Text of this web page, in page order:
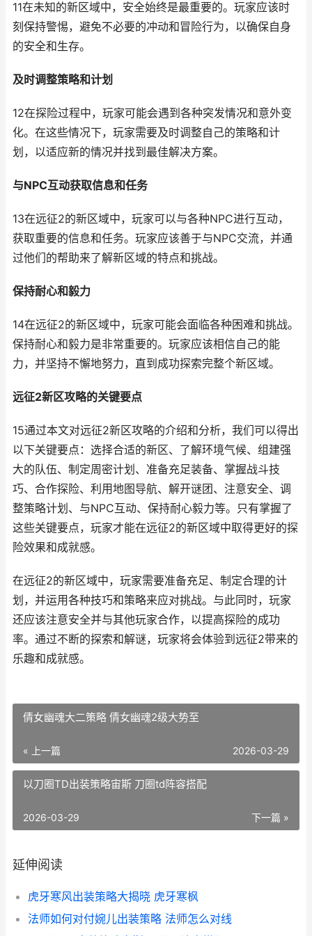
11在未知的新区域中，安全始终是最重要的。玩家应该时
刻保持警惕，避免不必要的冲动和冒险行为，以确保自身
的安全和生存。
及时调整策略和计划
12在探险过程中，玩家可能会遇到各种突发情况和意外变
化。在这些情况下，玩家需要及时调整自己的策略和计
划，以适应新的情况并找到最佳解决方案。
与NPC互动获取信息和任务
13在远征2的新区域中，玩家可以与各种NPC进行互动，
获取重要的信息和任务。玩家应该善于与NPC交流，并通
过他们的帮助来了解新区域的特点和挑战。
保持耐心和毅力
14在远征2的新区域中，玩家可能会面临各种困难和挑战。
保持耐心和毅力是非常重要的。玩家应该相信自己的能
力，并坚持不懈地努力，直到成功探索完整个新区域。
远征2新区攻略的关键要点
15通过本文对远征2新区攻略的介绍和分析，我们可以得出
以下关键要点：选择合适的新区、了解环境气候、组建强
大的队伍、制定周密计划、准备充足装备、掌握战斗技
巧、合作探险、利用地图导航、解开谜团、注意安全、调
整策略计划、与NPC互动、保持耐心毅力等。只有掌握了
这些关键要点，玩家才能在远征2的新区域中取得更好的探
险效果和成就感。
在远征2的新区域中，玩家需要准备充足、制定合理的计
划，并运用各种技巧和策略来应对挑战。与此同时，玩家
还应该注意安全并与其他玩家合作，以提高探险的成功
率。通过不断的探索和解谜，玩家将会体验到远征2带来的
乐趣和成就感。
倩女幽魂大二策略 倩女幽魂2级大势至
« 上一篇 2026-03-29
以刀圈TD出装策略宙斯 刀圈td阵容搭配
下一篇 »
2026-03-29
延伸阅读
虎牙寒风出装策略大揭晓 虎牙寒枫
法师如何对付婉儿出装策略 法师怎么对线